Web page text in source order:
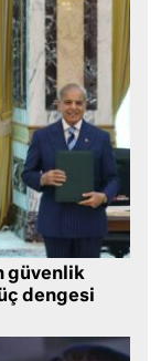
güvenlik
dengesi